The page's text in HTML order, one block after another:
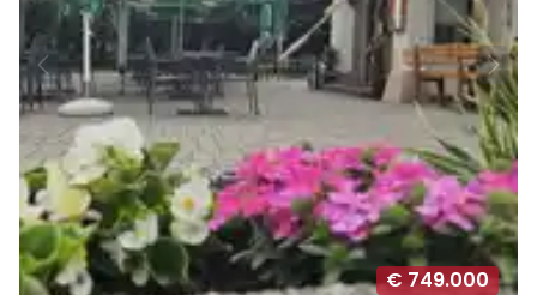
€ 749.000